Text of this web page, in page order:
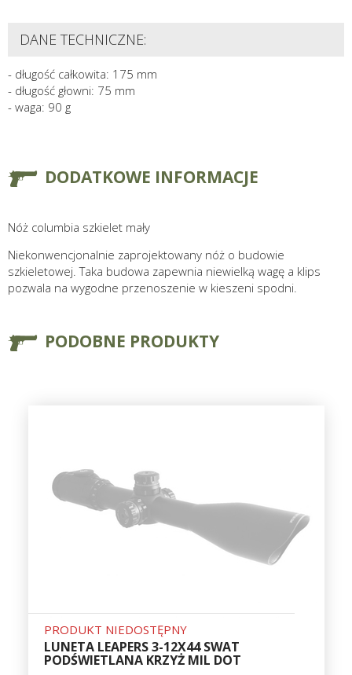
DANE TECHNICZNE:
- długość całkowita: 175 mm
- długość głowni: 75 mm
- waga: 90 g
DODATKOWE INFORMACJE
Nóż columbia szkielet mały
Niekonwencjonalnie zaprojektowany nóż o budowie
szkieletowej. Taka budowa zapewnia niewielką wagę a klips
pozwala na wygodne przenoszenie w kieszeni spodni.
PODOBNE PRODUKTY
PRODUKT NIEDOSTĘPNY
LUNETA LEAPERS 3-12X44 SWAT
PODŚWIETLANA KRZYŻ MIL DOT